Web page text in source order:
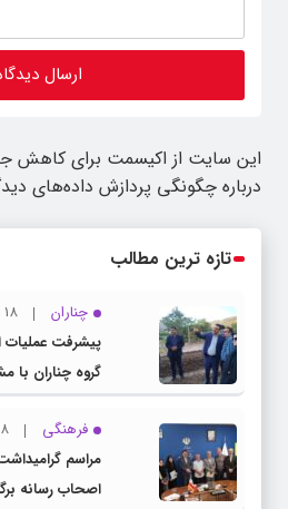
این سایت از اکیسمت برای کاهش
درباره چگونگی پردازش داده‌های
تازه ترین مطالب
چناران
18 مرداد 1405
پیشرفت عملیات
گروه چناران با
دولتی
فرهنگی
18
مراسم
اصحاب رسانه